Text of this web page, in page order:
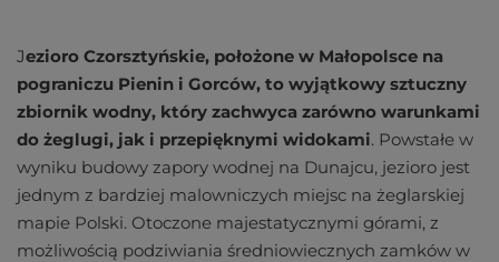
Jezioro Czorsztyńskie, położone w Małopolsce na
pograniczu Pienin i Gorców, to wyjątkowy sztuczny
zbiornik wodny, który zachwyca zarówno warunkami
do żeglugi, jak i przepięknymi widokami. Powstałe w
wyniku budowy zapory wodnej na Dunajcu, jezioro jest
jednym z bardziej malowniczych miejsc na żeglarskiej
mapie Polski. Otoczone majestatycznymi górami, z
możliwością podziwiania średniowiecznych zamków w